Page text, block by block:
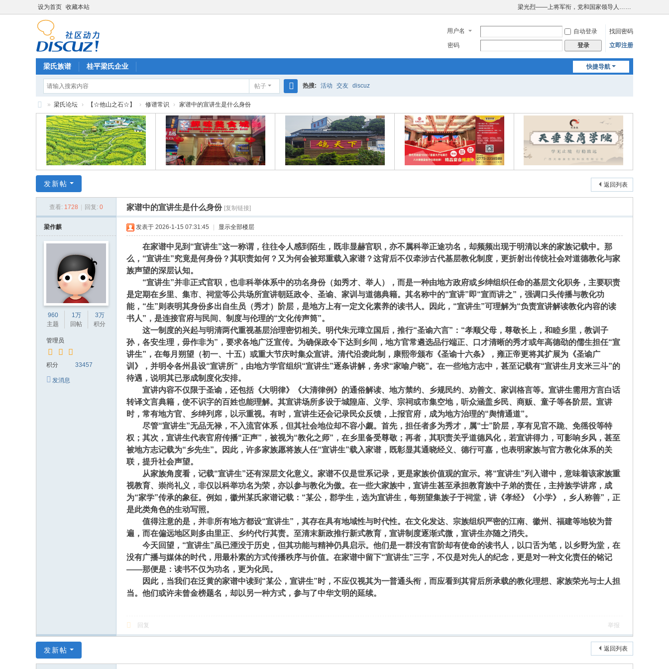
设为首页 收藏本站 梁光烈——上将军衔，党和国家领导人……
用户名 自动登录
找回密码
密码
登录 立即注册
快捷导航
梁氏族谱 桂平梁氏企业
帖子
索
热搜: 活动 交友 discuz
» 梁氏论坛 › 【☆他山之石☆】 › 修谱常识 › 家谱中的宣讲生是什么身份
返回列表
发新帖
查看: 1728 回复: 0 家谱中的宣讲生是什么身份 [复制链接]
梁作麒
960
主题
1万
回帖
3万
积分
管理员
积分 33457
发消息
发表于 2026-1-15 07:31:45 显示全部楼层
在家谱中见到“宣讲生”这一称谓，往往令人感到陌生，既非显赫官职，亦不属科举正途功名，却频频出现于明清以来的家族记载中。那
么，“宣讲生”究竟是何身份？其职责如何？又为何会被郑重载入家谱？这背后不仅牵涉古代基层教化制度，更折射出传统社会对道德教化与家
族声望的深层认知。
“宣讲生”并非正式官职，也非科举体系中的功名身份（如秀才、举人），而是一种由地方政府或乡绅组织任命的基层文化职务，主要职责
是定期在乡里、集市、祠堂等公共场所宣讲朝廷政令、圣谕、家训与道德典籍。其名称中的“宣讲”即“宣而讲之”，强调口头传播与教化功
能，“生”则表明其身份多出自生员（秀才）阶层，是地方上有一定文化素养的读书人。因此，“宣讲生”可理解为“负责宣讲解读教化内容的读
书人”，是连接官府与民间、制度与伦理的“文化传声筒”。
这一制度的兴起与明清两代重视基层治理密切相关。明代朱元璋立国后，推行“圣谕六言”：“孝顺父母，尊敬长上，和睦乡里，教训子
孙，各安生理，毋作非为”，要求各地广泛宣传。为确保政令下达到乡间，地方官常遴选品行端正、口才清晰的秀才或年高德劭的儒生担任“宣
讲生”，在每月朔望（初一、十五）或重大节庆时集众宣讲。清代沿袭此制，康熙帝颁布《圣谕十六条》，雍正帝更将其扩展为《圣谕广
训》，并明令各州县设“宣讲所”，由地方学官组织“宣讲生”逐条讲解，务求“家喻户晓”。在一些地方志中，甚至记载有“宣讲生月支米三斗”的
待遇，说明其已形成制度化安排。
宣讲内容不仅限于圣谕，还包括《大明律》《大清律例》的通俗解读、地方禁约、乡规民约、劝善文、家训格言等。宣讲生需用方言白话
转译文言典籍，使不识字的百姓也能理解。其宣讲场所多设于城隍庙、义学、宗祠或市集空地，听众涵盖乡民、商贩、童子等各阶层。宣讲
时，常有地方官、乡绅列席，以示重视。有时，宣讲生还会记录民众反馈，上报官府，成为地方治理的“舆情通道”。
尽管“宣讲生”无品无禄，不入流官体系，但其社会地位却不容小觑。首先，担任者多为秀才，属“士”阶层，享有见官不跪、免徭役等特
权；其次，宣讲生代表官府传播“正声”，被视为“教化之师”，在乡里备受尊敬；再者，其职责关乎道德风化，若宣讲得力，可影响乡风，甚至
被地方志记载为“乡先生”。因此，许多家族愿将族人任“宣讲生”载入家谱，既彰显其通晓经义、德行可嘉，也表明家族与官方教化体系的关
联，提升社会声望。
从家族角度看，记载“宣讲生”还有深层文化意义。家谱不仅是世系记录，更是家族价值观的宣示。将“宣讲生”列入谱中，意味着该家族重
视教育、崇尚礼义，非仅以科举功名为荣，亦以参与教化为傲。在一些大家族中，宣讲生甚至承担教育族中子弟的责任，主持族学讲席，成
为“家学”传承的象征。例如，徽州某氏家谱记载：“某公，郡学生，选为宣讲生，每朔望集族子于祠堂，讲《孝经》《小学》，乡人称善”，正
是此类角色的生动写照。
值得注意的是，并非所有地方都设“宣讲生”，其存在具有地域性与时代性。在文化发达、宗族组织严密的江南、徽州、福建等地较为普
遍，而在偏远地区则多由里正、乡约代行其责。至清末新政推行新式教育，宣讲制度逐渐式微，宣讲生亦随之消失。
今天回望，“宣讲生”虽已湮没于历史，但其功能与精神仍具启示。他们是一群没有官阶却有使命的读书人，以口舌为笔，以乡野为堂，在
没有广播与媒体的时代，用最朴素的方式传播秩序与价值。在家谱中留下“宣讲生”三字，不仅是对先人的纪念，更是对一种文化责任的铭记
——那便是：读书不仅为功名，更为化民。
因此，当我们在泛黄的家谱中读到“某公，宣讲生”时，不应仅视其为一普通头衔，而应看到其背后所承载的教化理想、家族荣光与士人担
当。他们或许未曾金榜题名，却以另一种方式，参与了中华文明的延续。
回复 举报
返回列表
发新帖